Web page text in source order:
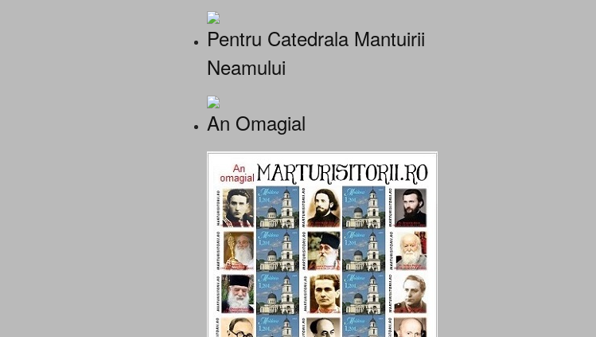
Pentru Catedrala Mantuirii
Neamului
An Omagial